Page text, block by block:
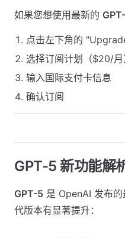
如果您想使用最新的
点击左下角的
选择订阅计划（$20/月
输入国际支付卡信息
确认订阅
GPT-5 新功能解
GPT-5 是 OpenAI 发布
代版本有显著提升：